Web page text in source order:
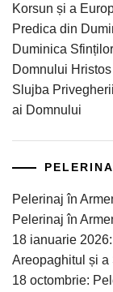
Korsun și a
Predica din
Duminica
Domnului Hristos
Slujba
ai Domnului
Pelerinaj în
Pelerinaj în
18 ianuarie
Areopaghitul și a
18 octombrie: